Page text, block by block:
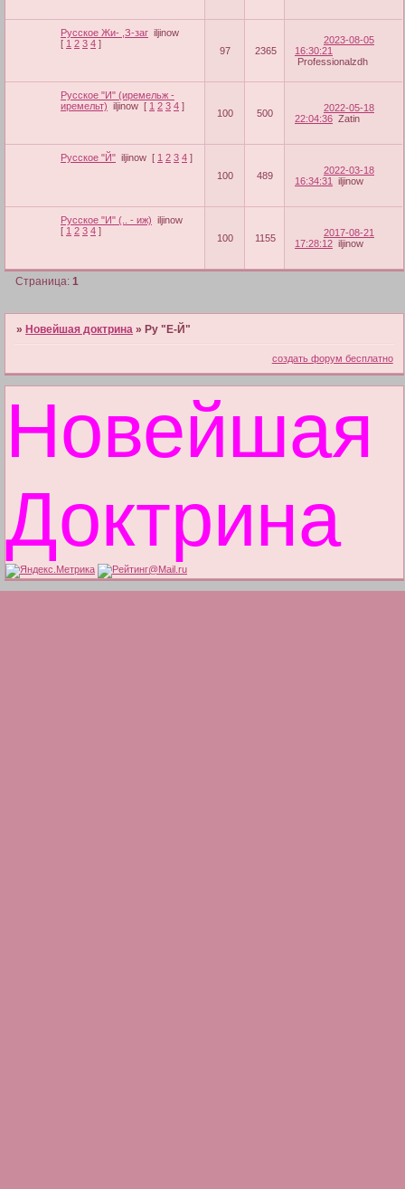
Русское Жи- ,З-заг iljinow
[ 1 2 3 4 ]
97 2365
2023-08-05
16:30:21
Professionalzdh
Русское "И" (иремельж -
иремельт) iljinow [ 1 2 3 4 ]
100 500
2022-05-18
22:04:36 Zatin
Русское "Й" iljinow [ 1 2 3 4 ]
100
489
2022-03-18
16:34:31
iljinow
Русское "И" (.. - иж) iljinow
[ 1 2 3 4 ]
100 1155
2017-08-21
17:28:12 iljinow
Страница:1
» Новейшая доктрина » Ру "Е-Й"
создать форум бесплатно
Новейшая
Доктрина